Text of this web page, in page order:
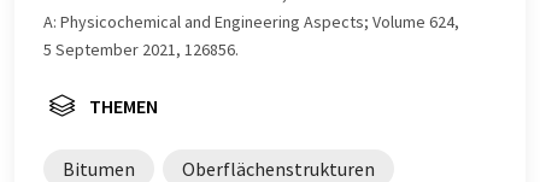
A: Physicochemical and Engineering Aspects; Volume 624,
5 September 2021, 126856.
THEMEN
Bitumen Oberflächenstrukturen